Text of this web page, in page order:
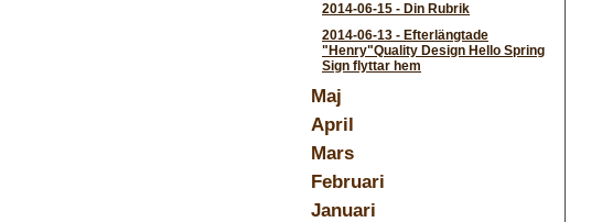
2014-06-15 - Din Rubrik
2014-06-13 - Efterlängtade
"Henry"Quality Design Hello Spring
Sign flyttar hem
Maj
April
Mars
Februari
Januari